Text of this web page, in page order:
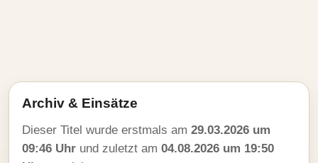
Archiv & Einsätze
Dieser Titel wurde erstmals am 29.03.2026 um
09:46 Uhr und zuletzt am 04.08.2026 um 19:50